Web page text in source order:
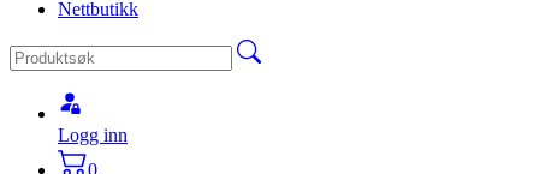
Nettbutikk
Logg inn
0